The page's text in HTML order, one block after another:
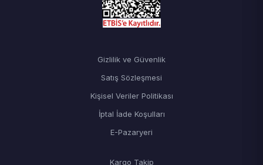
Gizlilik ve Güvenlik
Satış Sözleşmesi
Kişisel Veriler Politikası
İptal İade Koşulları
E-Pazaryeri
Kargo Takip